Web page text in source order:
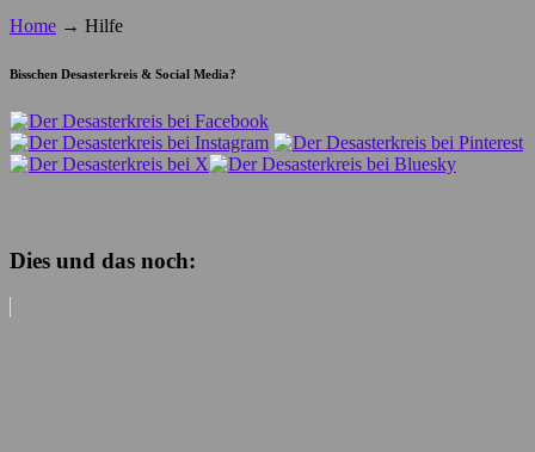
Home → Hilfe
Bisschen Desasterkreis & Social Media?
Dies und das noch: